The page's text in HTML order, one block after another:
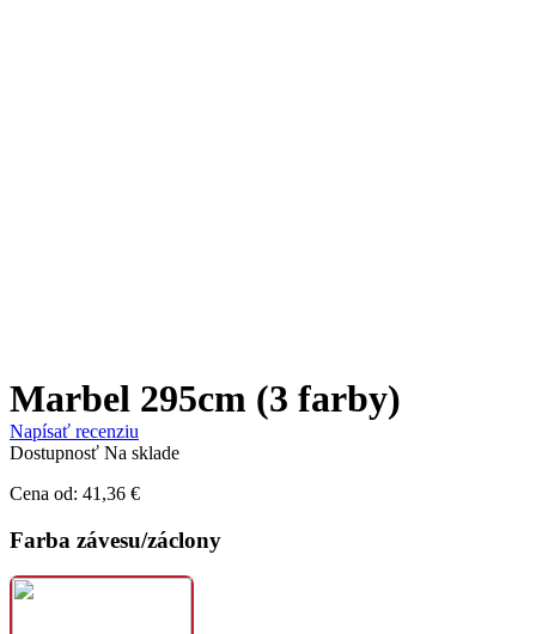
Marbel 295cm (3 farby)
Napísať recenziu
Dostupnosť Na sklade
Cena od: 41,36 €
Farba závesu/záclony